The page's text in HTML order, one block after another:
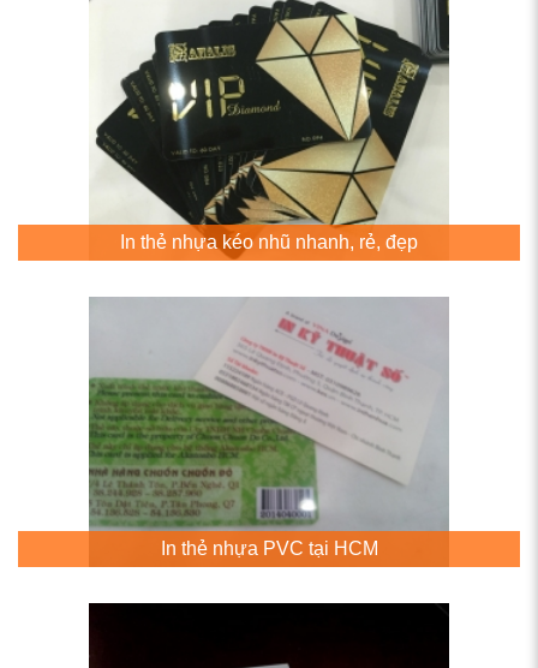
In thẻ nhựa kéo nhũ nhanh, rẻ, đẹp
In thẻ nhựa PVC tại HCM